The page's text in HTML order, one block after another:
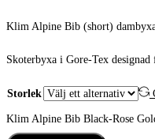
Klim Alpine Bib (short)
Skoterbyxa i Gore-Tex
Storlek
Klim Alpine Bib Black-Rose